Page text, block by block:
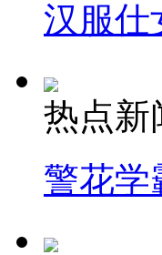
汉服仕
热点新
警花学